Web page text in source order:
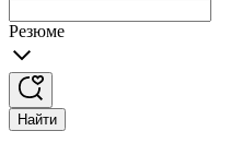
Резюме
Найти